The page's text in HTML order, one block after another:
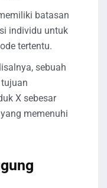
batasan
individu untuk
tertentu.
sebuah
X sebesar
memenuhi